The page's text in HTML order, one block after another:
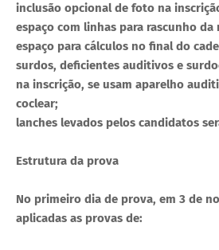
inclusão opcional de foto na
espaço com linhas para rascunho da
espaço para cálculos no final do
surdos, deficientes auditivos e
na inscrição, se usam aparelho
coclear;
lanches levados pelos candidatos
Estrutura da prova
No primeiro dia de prova, em 3 de
aplicadas as provas de: